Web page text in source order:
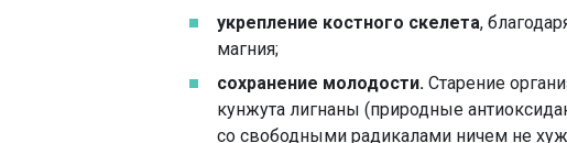
укрепление костного скелета,
магния;
сохранение молодости. Старение
кунжута лигнаны (природные
со свободными радикалами ничем не